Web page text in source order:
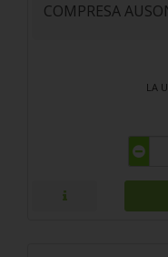
COMPRESA
LA